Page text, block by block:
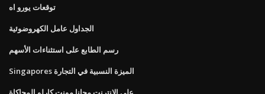
توقعات يورو اه
الجداول عامل الكهروضوئية
رسم الطابع على استثناءات الأسهم
Singapores الميزة النسبية في التجارة